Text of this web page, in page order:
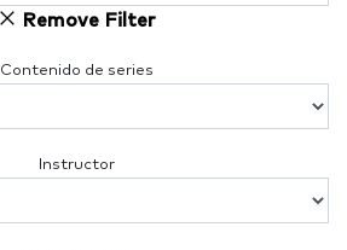
Remove Filter
Contenido de series
Instructor